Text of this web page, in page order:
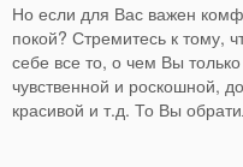
Но если для Вас важен
покой? Стремитесь к тому,
себе все то, о чем Вы
чувственной и роскошной,
красивой и т.д. То Вы